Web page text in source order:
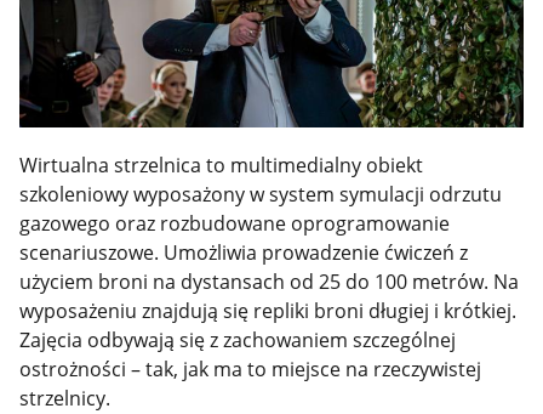
Wirtualna strzelnica to multimedialny obiekt
szkoleniowy wyposażony w system symulacji odrzutu
gazowego oraz rozbudowane oprogramowanie
scenariuszowe. Umożliwia prowadzenie ćwiczeń z
użyciem broni na dystansach od 25 do 100 metrów. Na
wyposażeniu znajdują się repliki broni długiej i krótkiej.
Zajęcia odbywają się z zachowaniem szczególnej
ostrożności – tak, jak ma to miejsce na rzeczywistej
strzelnicy.